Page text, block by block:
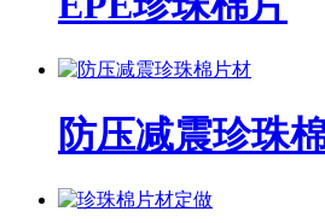
防压减震珍珠